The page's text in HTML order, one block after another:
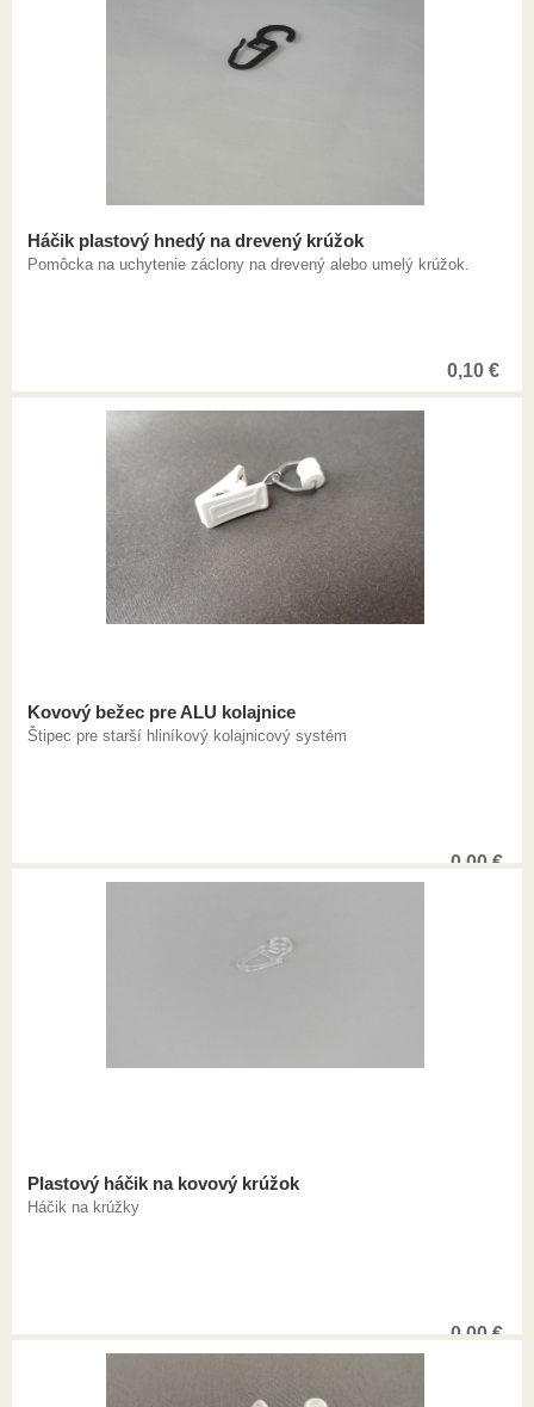
Háčik plastový hnedý na drevený krúžok
Pomôcka na uchytenie záclony na drevený alebo umelý krúžok.
0,10 €
Kovový bežec pre ALU kolajnice
Štipec pre starší hliníkový kolajnicový systém
0,00€
Plastový háčik na kovový krúžok
Háčik na krúžky
0,00€